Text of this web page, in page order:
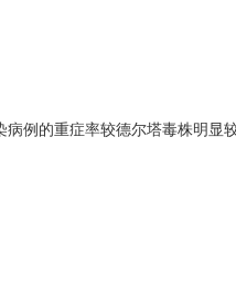
例的重症率较德尔塔毒株明显